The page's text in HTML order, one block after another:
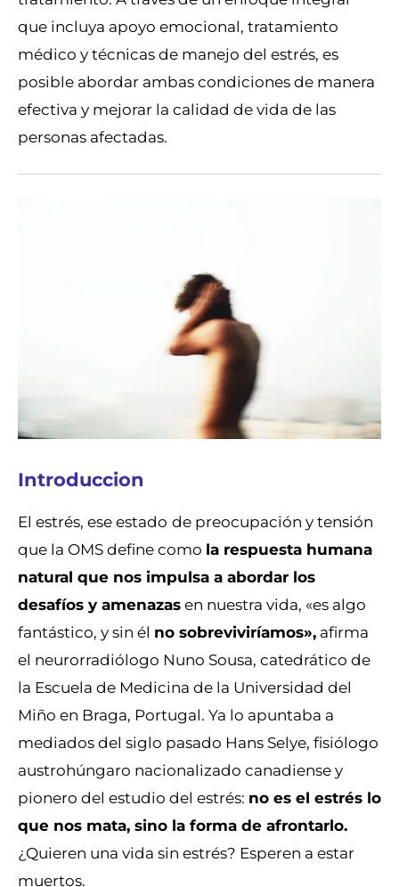
que incluya apoyo emocional, tratamiento
médico y técnicas de manejo del estrés, es
posible abordar ambas condiciones de manera
efectiva y mejorar la calidad de vida de las
personas afectadas.
Introduccion
El estrés, ese estado de preocupación y tensión
que la OMS define como la respuesta humana
natural que nos impulsa a abordar los
desafíos y amenazasen nuestra vida, «es algo
fantástico, y sin él no sobreviviríamos», afirma
el neurorradiólogo Nuno Sousa, catedrático de
la Escuela de Medicina de la Universidad del
Miño en Braga, Portugal. Ya lo apuntaba a
mediados del siglo pasado Hans Selye, fisiólogo
austrohúngaro nacionalizado canadiense y
pionero del estudio del estrés: no es el estrés lo
que nos mata, sino la forma de afrontarlo.
¿Quieren una vida sin estrés? Esperen a estar
muertos.